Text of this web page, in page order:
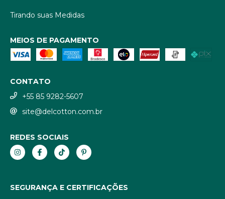
Tirando suas Medidas
MEIOS DE PAGAMENTO
CONTATO
+55 85 9282-5607
site@delcotton.com.br
REDES SOCIAIS
SEGURANÇA E CERTIFICAÇÕES